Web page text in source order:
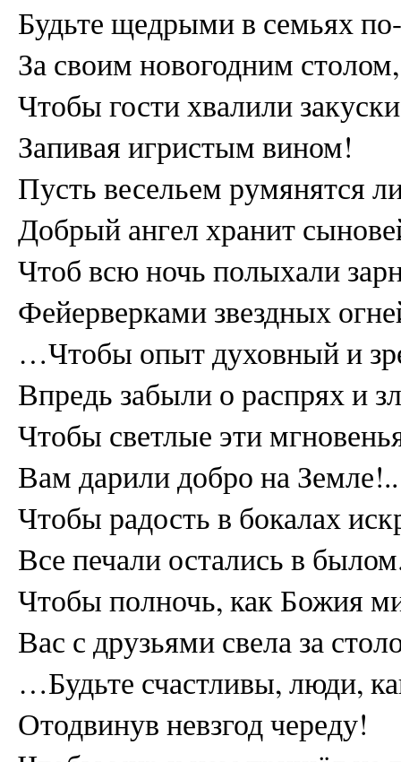
Будьте щедрыми в семьях
За своим новогодним столом,
Чтобы гости хвалили
Запивая игристым вином!
Пусть весельем румянятся
Добрый ангел хранит
Чтоб всю ночь полыхали
Фейерверками звездных
…Чтобы опыт духовный и
Впредь забыли о распрях и
Чтобы светлые эти
Вам дарили добро на Земле!..
Чтобы радость в бокалах
Все печали остались в
Чтобы полночь, как Божия
Вас с друзьями свела за
…Будьте счастливы, люди,
Отодвинув невзгод череду!